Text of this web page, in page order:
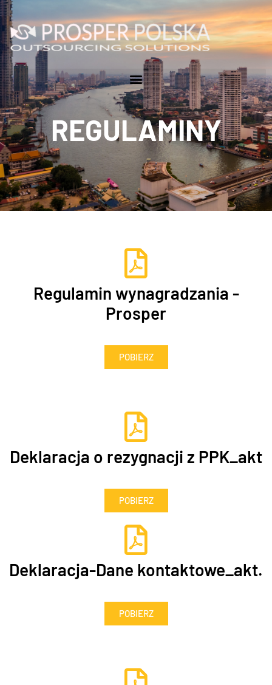
REGULAMINY
Regulamin wynagradzania -
Prosper
POBIERZ
Deklaracja o rezygnacji z PPK_akt
POBIERZ
Deklaracja-Dane kontaktowe_akt.
POBIERZ